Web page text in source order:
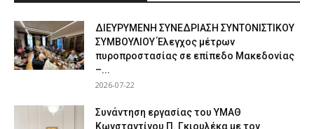
ΔΙΕΥΡΥΜΕΝΗ ΣΥΝΕΔΡΙΑΣΗ ΣΥΝΤΟΝΙΣΤΙΚΟΥ
ΣΥΜΒΟΥΛΙΟΥ Έλεγχος μέτρων
πυροπροστασίας σε επίπεδο Μακεδονίας
–...
2026-07-22
Συνάντηση εργασίας του ΥΜΑΘ
Κωνσταντίνου Π. Γκιουλέκα με τον